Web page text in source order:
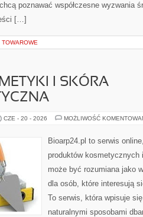
poznawać współczesne wyzwania
[…]
I SKÓRA
CZE - 20 - 2026 MOŻLIWOŚĆ
Bioarp24.pl to serwis
produktów kosmetycznych
może być rozumiana jako
dla osób, które interesują
To serwis, która wpisuje
naturalnymi sposobami